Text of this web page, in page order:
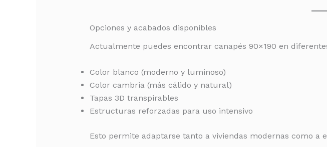
Opciones y acabados disponibles
Actualmente puedes encontrar canapés 90×190 en
Color blanco (moderno y luminoso)
Color cambria (más cálido y natural)
Tapas 3D transpirables
Estructuras reforzadas para uso intensivo
Esto permite adaptarse tanto a viviendas modernas como a